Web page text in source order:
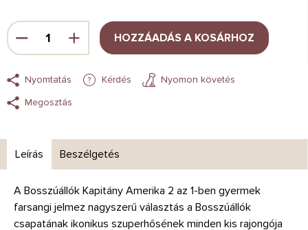
HOZZÁADÁS A KOSÁRHOZ
Nyomtatás Kérdés
Nyomon követés
Megosztás
Leírás Beszélgetés
A Bosszúállók Kapitány Amerika 2 az 1-ben gyermek
farsangi jelmez nagyszerű választás a Bosszúállók
csapatának ikonikus szuperhősének minden kis rajongója